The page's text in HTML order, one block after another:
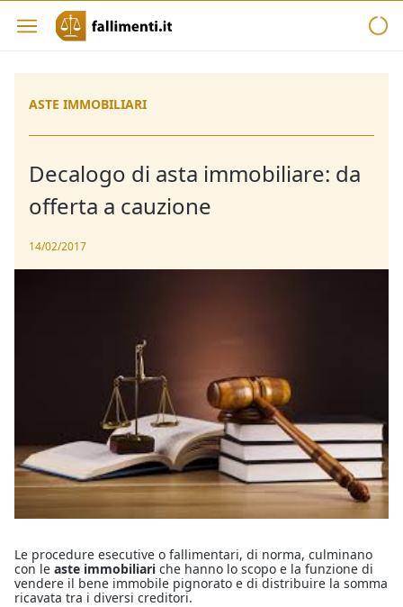
ASTE IMMOBILIARI
Decalogo di asta immobiliare: da
offerta a cauzione
14/02/2017
Le procedure esecutive o fallimentari, di norma, culminano
con le aste immobiliari che hanno lo scopo e la funzione di
vendere il bene immobile pignorato e di distribuire la somma
ricavata tra i diversi creditori.